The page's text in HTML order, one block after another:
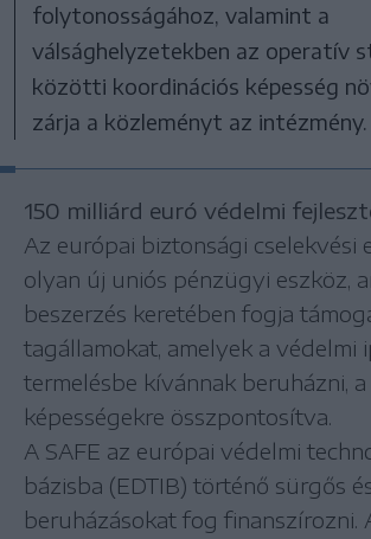
folytonosságához, valamint a
válsághelyzetekben az operatív
közötti koordinációs képesség
zárja a közleményt az intézmény.
150 milliárd euró védelmi
Az európai biztonsági cselekvési
olyan új uniós pénzügyi eszköz,
beszerzés keretében fogja
tagállamokat, amelyek a védelmi
termelésbe kívánnak beruházni,
képességekre összpontosítva.
A SAFE az európai védelmi
bázisba (EDTIB) történő sürgős
beruházásokat fog finanszírozni.